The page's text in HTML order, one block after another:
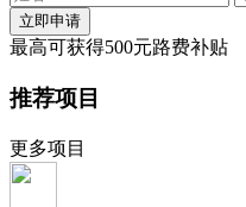
最高可获得500元路费补贴
推荐项目
更多项目